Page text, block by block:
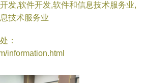
发,软件开发,软件和信息技术服务业,
技术服务业
：
information.html